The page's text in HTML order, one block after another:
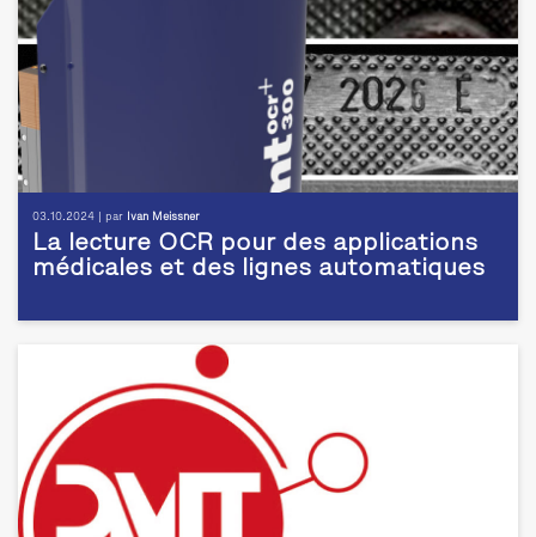
03.10.2024 | par Ivan Meissner
La lecture OCR pour des applications
médicales et des lignes automatiques